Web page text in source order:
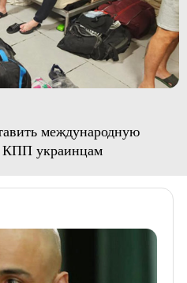
международную
КПП украинцам